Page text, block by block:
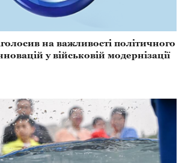
на важливості політичного
у військовій модернізації